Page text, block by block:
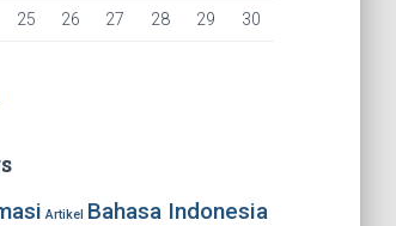
25 26 27 28 29 30
Artikel Bahasa Indonesia